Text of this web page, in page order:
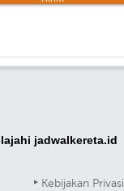
jadwalkereta.id
Kebijakan Privasi